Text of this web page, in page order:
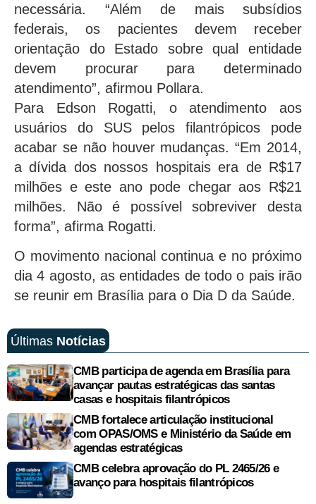
necessária. “Além de mais subsídios
federais, os pacientes devem receber
orientação do Estado sobre qual entidade
devem procurar para determinado
atendimento”, afirmou Pollara.
Para Edson Rogatti, o atendimento aos
usuários do SUS pelos filantrópicos pode
acabar se não houver mudanças. “Em 2014,
a dívida dos nossos hospitais era de R$17
milhões e este ano pode chegar aos R$21
milhões. Não é possível sobreviver desta
forma”, afirma Rogatti.
O movimento nacional continua e no próximo
dia 4 agosto, as entidades de todo o pais irão
se reunir em Brasília para o Dia D da Saúde.
Últimas Notícias
CMB participa de agenda em Brasília para
avançar pautas estratégicas das santas
casas e hospitais filantrópicos
CMB fortalece articulação institucional
com OPAS/OMS e Ministério da Saúde em
agendas estratégicas
CMB celebra aprovação do PL 2465/26 e
avanço para hospitais filantrópicos